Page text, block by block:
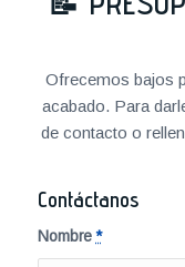
Ofrecemos bajos
acabado. Para
de contacto o
Contáctanos
Nombre*